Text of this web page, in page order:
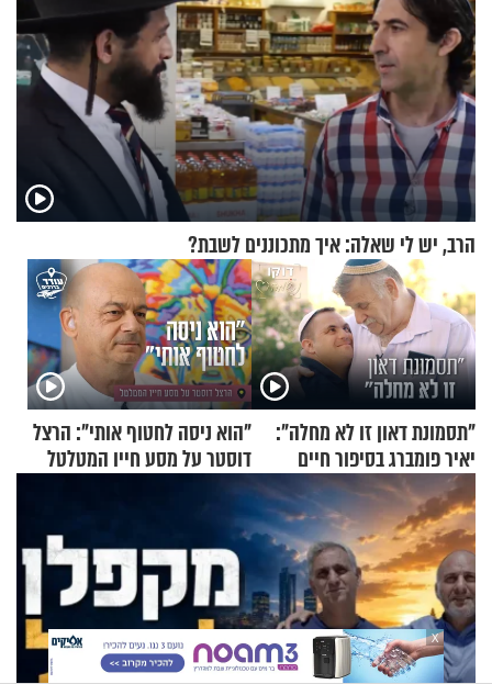
הרב, יש לי שאלה: איך מתכוננים לשבת?
"תסמונת דאון זו לא מחלה":
יאיר פומברג בסיפור חיים
מעורר השראה
"הוא ניסה לחטוף אותי": הרצל
דוסטר על מסע חייו המטלטל
X